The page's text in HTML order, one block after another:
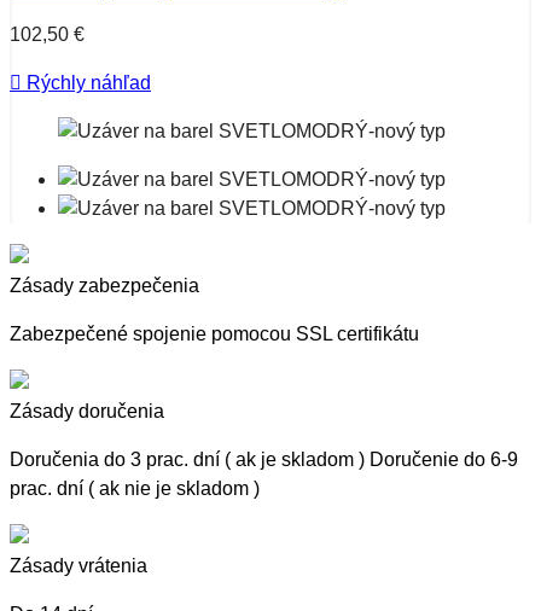
102,50 €
 Rýchly náhľad
Zásady zabezpečenia
Zabezpečené spojenie pomocou SSL certifikátu
Zásady doručenia
Doručenia do 3 prac. dní ( ak je skladom ) Doručenie do 6-9
prac. dní ( ak nie je skladom )
Zásady vrátenia